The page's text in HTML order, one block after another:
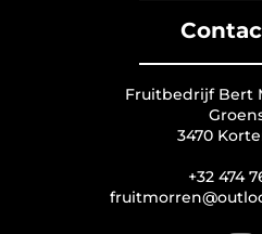
Fruitbedrijf Bert
3470
+32 474